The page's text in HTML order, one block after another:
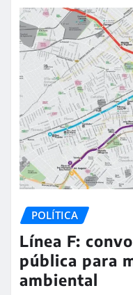
POLÍTICA
Línea F:
pública para
ambiental